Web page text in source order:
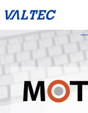
MOT/secureとは、社内
デバイスを監視し、い
録と通知を行うことがで
USBデバイスを監視する
を牽制し、防止できま